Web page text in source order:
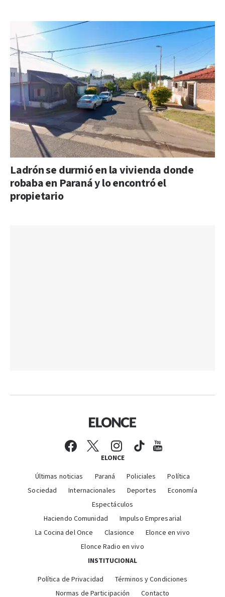
Ladrón se durmió en la vivienda donde
robaba en Paraná y lo encontró el
propietario
ELONCE
Últimas noticias Paraná Policiales
Política
Sociedad
Internacionales Deportes
Economía
Espectáculos
Haciendo Comunidad
Impulso Empresarial
La Cocina del Once
Clasionce
Elonce en vivo
Elonce Radio en vivo
INSTITUCIONAL
Política de Privacidad
Términos y Condiciones
Normas de Participación
Contacto